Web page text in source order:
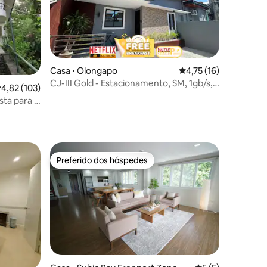
de uma avaliação média de 5, 103 avaliações
4,82 (103)
para a
Casa ⋅ Olongapo 4,75 de uma
4,75 (16)
CJ-III Gold - Estacionamento, SM, 1gb/s,
Preferido dos hóspedes
Preferido dos hóspedes